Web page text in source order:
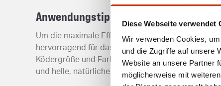
Diese Webseite verwendet
Wir verwenden Cookies,
und die Zugriffe auf unsere
Website an unsere Partner
möglicherweise mit
Anwendungstipps für Keitech-Köder
Um die maximale Effizienz aus den Keitech-
hervorragend für das langsame Absinken der
Ködergröße und Farbe sollte man die
und helle, natürliche Designs in klarem Wasser.